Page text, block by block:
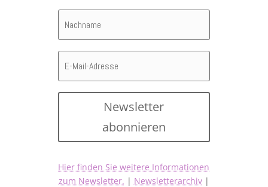
Newsletter
abonnieren
Hier finden Sie weitere Informationen
zum Newsletter. | Newsletterarchiv|